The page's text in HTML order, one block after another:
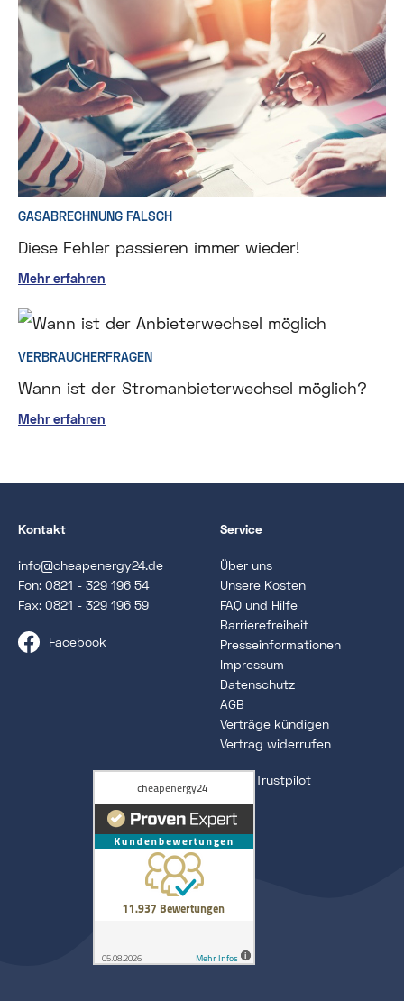
GASABRECHNUNG FALSCH
Diese Fehler passieren immer wieder!
Mehr erfahren
VERBRAUCHERFRAGEN
Wann ist der Stromanbieterwechsel möglich?
Mehr erfahren
Kontakt
info@cheapenergy24.de
Fon: 0821 - 329 196 54
Fax: 0821 - 329 196 59
Facebook
Service
Über uns
Unsere Kosten
FAQ und Hilfe
Barrierefreiheit
Presseinformationen
Impressum
Datenschutz
AGB
Verträge kündigen
Vertrag widerrufen
Trustpilot